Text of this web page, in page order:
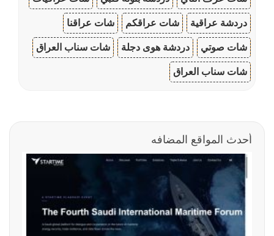
دردشة عراقية شات عراقكم شات عراقنا
شات صوتي دردشة هوى دجلة شات سناب العراق
شات سناب العراق
أحدث المواقع المضافه